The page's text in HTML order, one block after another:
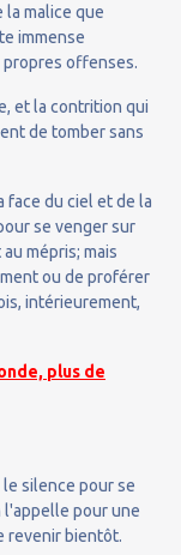
la malice que
immense
propres offenses.
et la contrition qui
de tomber sans
face du ciel et de la
se venger sur
mépris; mais
ou de proférer
intérieurement,
plus de
silence pour se
l'appelle pour une
revenir bientôt.